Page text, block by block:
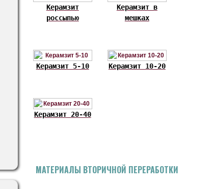
Керамзит
россыпью
Керамзит в
мешках
Керамзит 5-10 Керамзит 10-20
Керамзит 20-40
МАТЕРИАЛЫ ВТОРИЧНОЙ ПЕРЕРАБОТКИ